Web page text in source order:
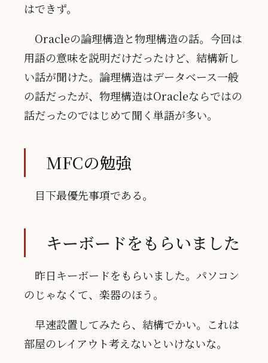
はできず。
Oracleの論理構造と物理構造の話。今回は
用語の意味を説明だけだったけど、結構新し
い話が聞けた。論理構造はデータベース一般
の話だったが、物理構造はOracleならではの
話だったのではじめて聞く単語が多い。
MFCの勉強
目下最優先事項である。
キーボードをもらいました
昨日キーボードをもらいました。パソコン
のじゃなくて、楽器のほう。
早速設置してみたら、結構でかい。これは
部屋のレイアウト考えないといけないな。